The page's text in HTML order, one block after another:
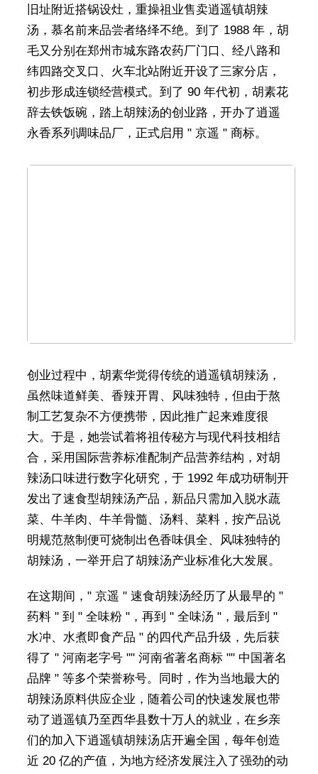
旧址附近搭锅设灶，重操祖业售卖逍遥镇胡辣
汤，慕名前来品尝者络绎不绝。到了 1988 年，胡
毛又分别在郑州市城东路农药厂门口、经八路和
纬四路交叉口、火车北站附近开设了三家分店，
初步形成连锁经营模式。到了 90 年代初，胡素花
辞去铁饭碗，踏上胡辣汤的创业路，开办了逍遥
永香系列调味品厂，正式启用 " 京遥 " 商标。
创业过程中，胡素华觉得传统的逍遥镇胡辣汤，
虽然味道鲜美、香辣开胃、风味独特，但由于熬
制工艺复杂不方便携带，因此推广起来难度很
大。于是，她尝试着将祖传秘方与现代科技相结
合，采用国际营养标准配制产品营养结构，对胡
辣汤口味进行数字化研究，于 1992 年成功研制开
发出了速食型胡辣汤产品，新品只需加入脱水蔬
菜、牛羊肉、牛羊骨髓、汤料、菜料，按产品说
明规范熬制便可烧制出色香味俱全、风味独特的
胡辣汤，一举开启了胡辣汤产业标准化大发展。
在这期间，" 京遥 " 速食胡辣汤经历了从最早的 "
药料 " 到 " 全味粉 "，再到 " 全味汤 "，最后到 "
水冲、水煮即食产品 " 的四代产品升级，先后获
得了 " 河南老字号 "" 河南省著名商标 "" 中国著名
品牌 " 等多个荣誉称号。同时，作为当地最大的
胡辣汤原料供应企业，随着公司的快速发展也带
动了逍遥镇乃至西华县数十万人的就业，在乡亲
们的加入下逍遥镇胡辣汤店开遍全国，每年创造
近 20 亿的产值，为地方经济发展注入了强劲的动